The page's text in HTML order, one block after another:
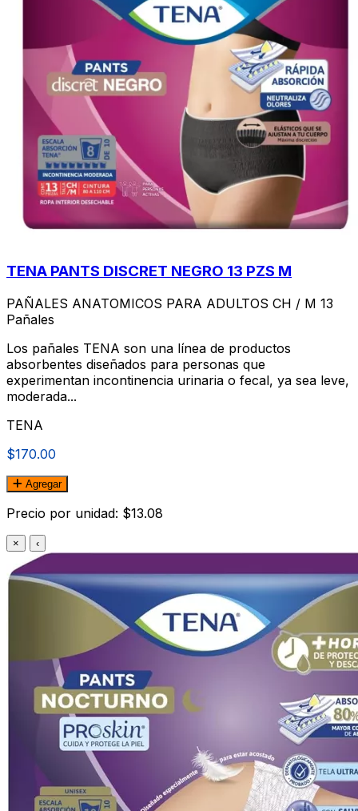
TENA PANTS DISCRET NEGRO 13 PZS M
PAÑALES ANATOMICOS PARA ADULTOS CH / M 13
Pañales
Los pañales TENA son una línea de productos
absorbentes diseñados para personas que
experimentan incontinencia urinaria o fecal, ya sea leve,
moderada...
TENA
$170.00
Agregar
Precio por unidad: $13.08
× ‹